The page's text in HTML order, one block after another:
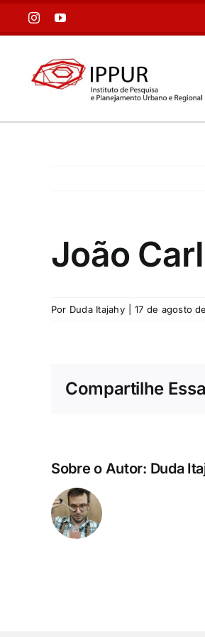
conteúdo
João
Por Duda Itajahy 17 de agosto
Compartilhe
Sobre o Autor: Duda